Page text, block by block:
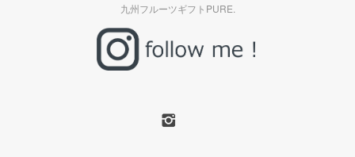
九州フルーツギフトPURE.